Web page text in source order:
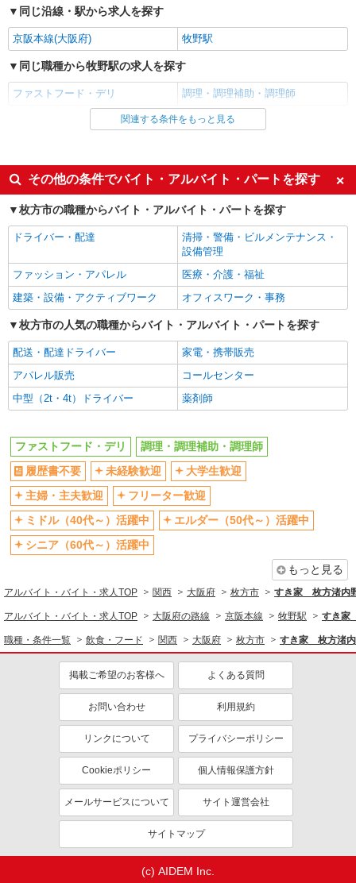
大阪府枚方市大垣内町3ー11ー41 サングレー
ス泉1F
アルバイト パート
すき家 1国枚方北中振店
すき家の店舗スタッフ（接客・調理・清掃な
高校生時給1,177円 ※早朝手当（5:00〜9:00）時給
大阪府枚方市北中振4-10-5
キープ 詳細を見る
アルバイト パート
肉問屋 肉丸商店
フードコートの店舗でのホール・キッチンスタ
ッフ
は能力により異なる ※試用期間1か月は同条件 ※
経験・能力により優遇します。
大阪府枚方市楠葉花園町15-1 くずはモー
ル 本館ミドリノモール1F
正社員
肉問屋 肉丸商店
焼肉カルビ丼店でのキッチンスタッフ
正社員：月給300,000円〜360,000円
大阪府枚方市楠葉花園町15-1 くずはモー
ル 本館ミドリノモール1F
詳細を見る
アルバイト パート
販売スタッフ、調理スタッフ
パート：時給1,210円〜1,360円 アルバイト：
大阪府枚方市楠葉花園町15-1 くずはモー
ル 本館フードコート1F
キープ 詳細を見る
アルバイト パート
すき家 1国枚方北中振店
すき家の店舗スタッフ（接客・調理・清掃な
時給1,538円
大阪府枚方市北中振4-10-5
同じ沿線・駅から求人を探す
京阪本線(大阪府) 牧野駅
同じ職種から牧野駅の求人を探す
ファストフード・デリ 調理・調理補助・調理師
同じ雇用形態から牧野駅の求人を探す
同じ特徴から牧野駅の求人を探す
履歴書不要
未経験歓迎
大学生歓迎
主婦・主夫歓迎
ミドル（40代～）活躍中
エルダー（50代～）活躍中
シニア（60代～）活躍中
週2～3日勤務OK
短時間勤務（1日4h以内）OK
深夜
車通勤OK
扶養内勤務OK
社会保険あり
まかない・食事補助
社割・特典あり
制服貸与
研修制度あり
社員登用あり
高収入・高額
同じ職種から求人を探す
飲食・フード
ファストフード・デリ
調理・調理補助・調理師
同じ特徴から求人を探す
未経験歓迎
短時間勤務（1日4h以内）OK
深夜
車通勤OK
扶養内勤務OK
社会保険あり
まかない・食事補助
社員登用あり
関連する条件をもっと見る
その他の条件でバイト・アルバイト・パートを探す
枚方市の職種からバイト・アルバイト・パートを探す
ドライバー・配達
清掃・警備・ビルメンテナンス・
設備管理
ファッション・アパレル
医療・介護・福祉
建築・設備・アクティブワーク
オフィスワーク・事務
枚方市の人気の職種からバイト・アルバイト・パートを探す
配送・配達ドライバー
家電・携帯販売
アパレル販売
コールセンター
中型（2t・4t）ドライバー
薬剤師
ファストフード・デリ
調理・調理補助・調理師
履歴書不要
未経験歓迎
大学生歓迎
主婦・主夫歓迎
フリーター歓迎
ミドル（40代～）活躍中
エルダー（50代～）活躍中
シニア（60代～）活躍中
もっと見る
アルバイト・バイト・求人TOP 関西 大阪府 枚方市 すき家 枚方渚内
アルバイト・バイト・求人TOP 大阪府の路線 京阪本線 牧野駅 すき家
職種・条件一覧 飲食・フード 関西 大阪府 枚方市 すき家 枚方渚内
掲載ご希望のお客様へ よくある質問
お問い合わせ 利用規約
リンクについて プライバシーポリシー
Cookieポリシー 個人情報保護方針
メールサービスについて サイト運営会社
サイトマップ
(c) AIDEM Inc.